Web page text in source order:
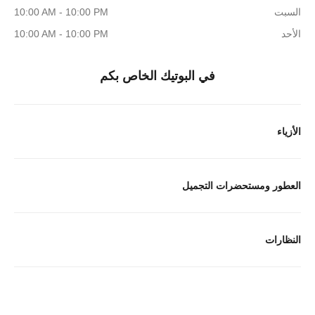
السبت
10:00 AM - 10:00 PM
الأحد
10:00 AM - 10:00 PM
في البوتيك الخاص بكم
الأزياء
العطور ومستحضرات التجميل
النظارات